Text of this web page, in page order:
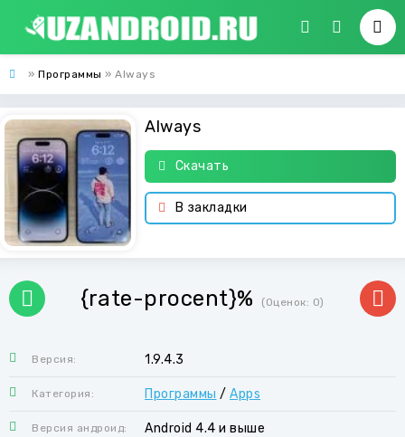
» Программы » Always
Always
Скачать
В закладки
{rate-procent}% (Оценок: 0)
Версия: 1.9.4.3
Категория: Программы / Apps
Версия андроид: Android 4.4 и выше